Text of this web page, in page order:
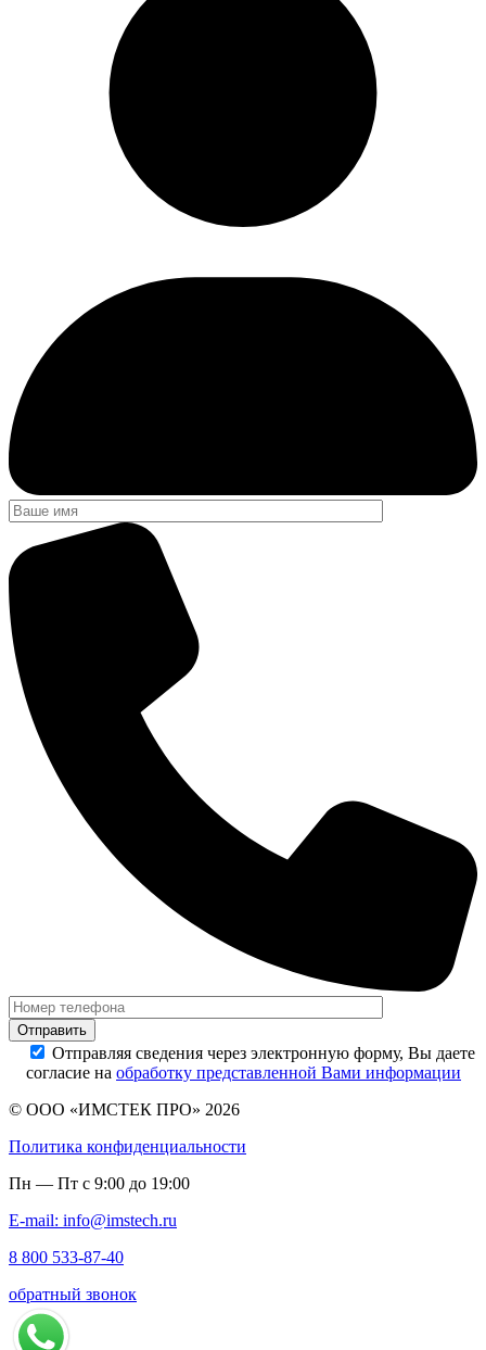
Отправляя сведения через электронную форму, Вы даете
согласие на обработку представленной Вами информации
© ООО «ИМСТЕК ПРО» 2026
Политика конфиденциальности
Пн — Пт с 9:00 до 19:00
E-mail: info@imstech.ru
8 800 533-87-40
обратный звонок